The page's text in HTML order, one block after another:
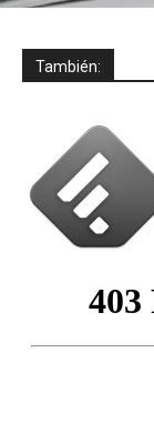
También: